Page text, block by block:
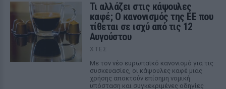
Τι αλλάζει στις κάψουλες
καφέ; Ο κανονισμός της ΕΕ που
τίθεται σε ισχύ από τις 12
Αυγούστου
ΧΤΕΣ
Με τον νέο ευρωπαϊκό κανονισμό για τις
συσκευασίες, οι κάψουλες καφέ μιας
χρήσης αποκτούν επίσημη νομική
υπόσταση και συγκεκριμένες οδηγίες